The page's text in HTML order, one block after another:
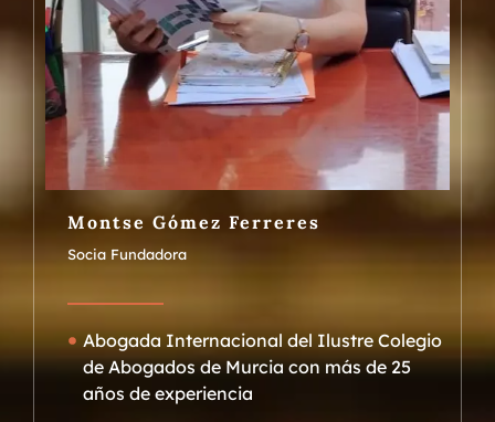
Montse Gómez Ferreres
Socia Fundadora
Abogada Internacional del Ilustre Colegio
de Abogados de Murcia con más de 25
años de experiencia